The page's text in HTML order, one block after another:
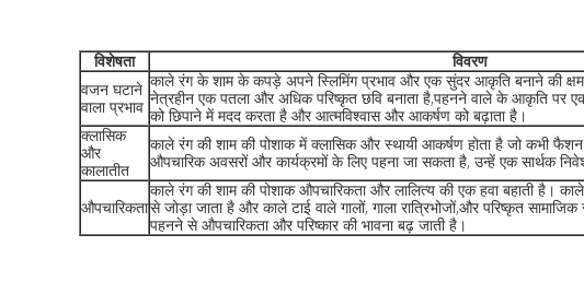
विशेषता
विवरण
वजन घटाने
वाला प्रभाव
काले रंग के शाम के कपड़े अपने स्लिमिंग प्रभाव और एक सुंदर आकृति बनाने की
नेत्रहीन एक पतला और अधिक परिष्कृत छवि बनाता है,पहनने वाले के आकृति पर
को छिपाने में मदद करता है और आत्मविश्वास और आकर्षण को बढ़ाता है।
क्लासिक
और
कालातीत
काले रंग की शाम की पोशाक में क्लासिक और स्थायी आकर्षण होता है जो कभी फैशन
औपचारिक अवसरों और कार्यक्रमों के लिए पहना जा सकता है, उन्हें एक सार्थक
औपचारिकता
काले रंग की शाम की पोशाक औपचारिकता और लालित्य की एक हवा बहाती है।
से जोड़ा जाता है और काले टाई वाले गालों, गाला रात्रिभोजों,और परिष्कृत
पहनने से औपचारिकता और परिष्कार की भावना बढ़ जाती है।